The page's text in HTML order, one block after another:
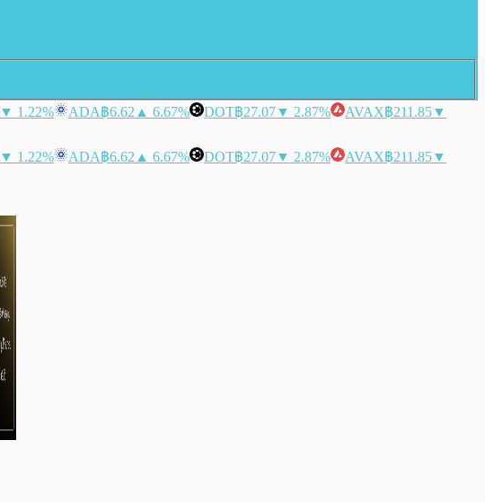
▼ 1.22% ADA฿6.62 ▲ 6.67% DOT฿27.07▼ 2.87% AVAX฿211.85▼
▼ 1.22% ADA฿6.62 ▲ 6.67% DOT฿27.07▼ 2.87% AVAX฿211.85▼